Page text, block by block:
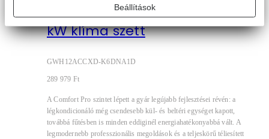
Beállítások
Gree Comfort Pro inverter 3,5
kW klíma szett
GWH12ACCXD-K6DNA1D
289 979 Ft
A Comfort Pro szintet lépett a gyár legújabb fejlesztései révén: a
légkondicionáló még csendesebb kül- és beltéri egységet kapott,
továbbá fűtésben is minden eddiginél energiahatékonyabbá vált. A
legmodernebb professzionális megoldások és a teljeskörű téliesített